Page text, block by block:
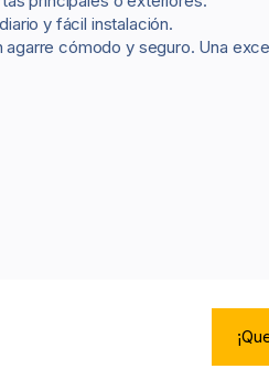
y fácil instalación.
cómodo y seguro. Una